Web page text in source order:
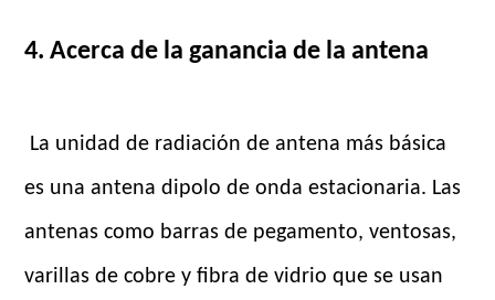
4. Acerca de la ganancia de la antena
La unidad de radiación de antena más básica
es una antena dipolo de onda estacionaria. Las
antenas como barras de pegamento, ventosas,
varillas de cobre y fibra de vidrio que se usan